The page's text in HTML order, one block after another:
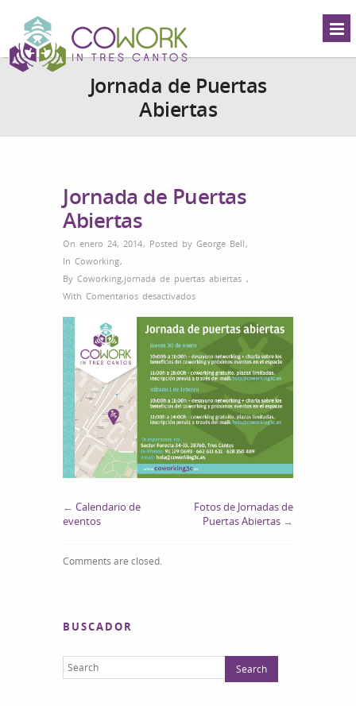
Jornada de Puertas
Abiertas
Jornada de Puertas
Abiertas
On enero 24, 2014, Posted by George Bell,
In Coworking,
By Coworking,jornada de puertas abiertas ,
With Comentarios desactivadosen
de
Puertas
Abiertas
← Calendario de
eventos
Fotos de Jornadas de
Puertas Abiertas →
Comments are closed.
BUSCADOR